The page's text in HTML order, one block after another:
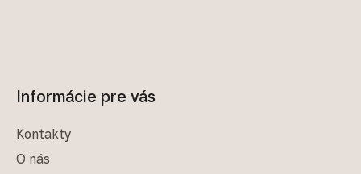
Informácie pre vás
Kontakty
O nás